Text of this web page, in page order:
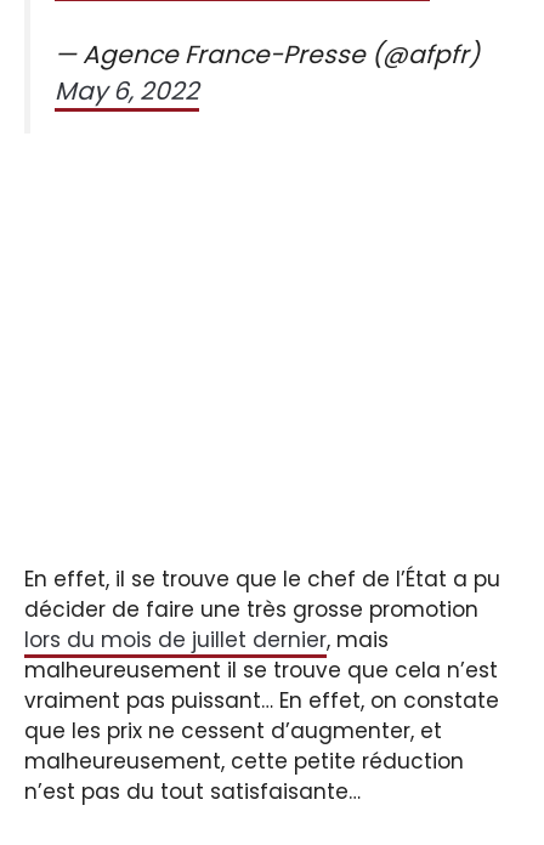
— Agence France-Presse (@afpfr)
May 6, 2022
En effet, il se trouve que le chef de l’État a pu
décider de faire une très grosse promotion
lors du mois de juillet dernier, mais
malheureusement il se trouve que cela n’est
vraiment pas puissant… En effet, on constate
que les prix ne cessent d’augmenter, et
malheureusement, cette petite réduction
n’est pas du tout satisfaisante…